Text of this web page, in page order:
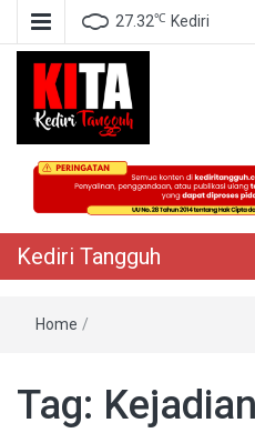
27.32℃ Kediri
Kediri
Berita Akurat Terpercaya
Kediri Tangguh
Home /
Tag: